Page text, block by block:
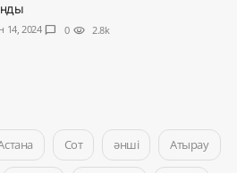
14, 2024 chat_bubble 0 visibility 2.8k
Сот әнші Атырау